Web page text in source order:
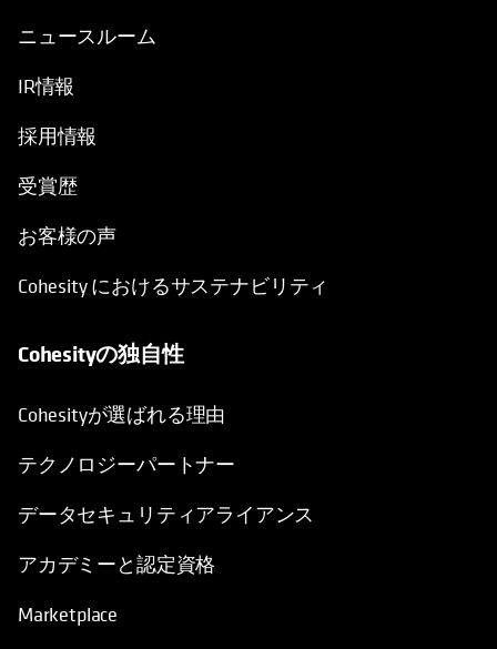
ニュースルーム
IR情報
採用情報
受賞歴
お客様の声
Cohesity におけるサステナビリティ
Cohesityの独自性
Cohesityが選ばれる理由
テクノロジーパートナー
データセキュリティアライアンス
アカデミーと認定資格
Marketplace